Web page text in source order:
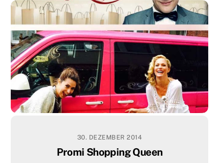
Promi Shopping Queen
Am 19. Juni lassen es Sonya Kraus und Madita bei
30. DEZEMBER 2014
Promi Shopping Queen